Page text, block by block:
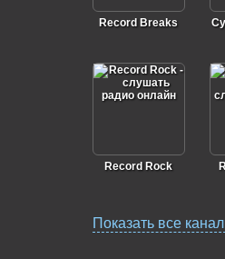
Record Breaks
Record Rock
Показать все